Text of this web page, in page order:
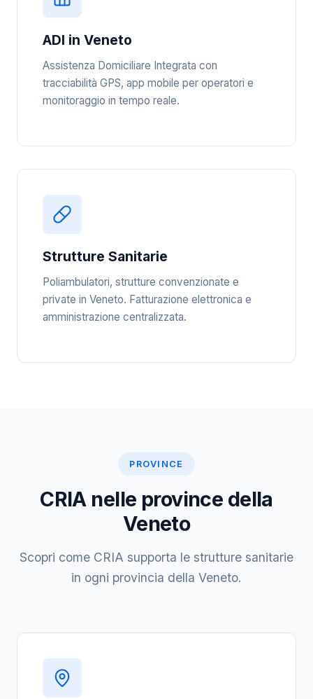
ADI in Veneto
Assistenza Domiciliare Integrata con
tracciabilità GPS, app mobile per operatori e
monitoraggio in tempo reale.
Strutture Sanitarie
Poliambulatori, strutture convenzionate e
private in Veneto. Fatturazione elettronica e
amministrazione centralizzata.
PROVINCE
CRIA nelle province della
Veneto
Scopri come CRIA supporta le strutture sanitarie
in ogni provincia della Veneto.